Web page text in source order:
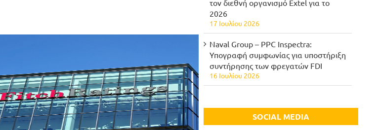
τον διεθνή οργανισμό Extel για το
2026
17 Ιουλίου 2026
Naval Group – PPC Inspectra:
Υπογραφή συμφωνίας για υποστήριξη
συντήρησης των φρεγατών FDI
16 Ιουλίου 2026
SOCIAL MEDIA